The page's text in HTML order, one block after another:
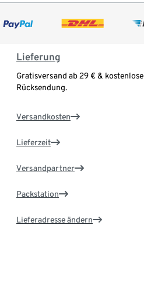
Lieferung
Gratisversand ab 29 € & kostenlose
Rücksendung.
Versandkosten
Lieferzeit
Versandpartner
Packstation
Lieferadresse ändern